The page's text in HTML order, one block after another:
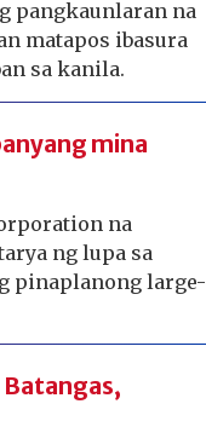
pangkaunlaran na
matapos ibasura
sa kanila.
mina
na
ng lupa sa
pinaplanong large-